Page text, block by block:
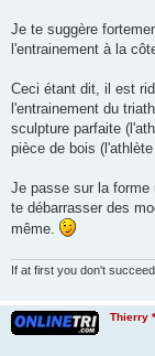
Je te suggère
l'entrainement à la
Ceci étant dit, il est
l'entrainement du
sculpture parfaite
pièce de bois
Je passe sur la forme
te débarrasser des
même.
If at first you don't
Thierry